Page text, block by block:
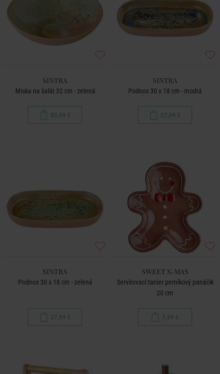
SINTRA
Miska na šalát 32 cm - zelená
55,99 €
SINTRA
Podnos 30 x 18 cm - modrá
27,99 €
SINTRA
Podnos 30 x 18 cm - zelená
27,99 €
SWEET X-MAS
Servírovací tanier perníkový panáčik
20 cm
7,99 €